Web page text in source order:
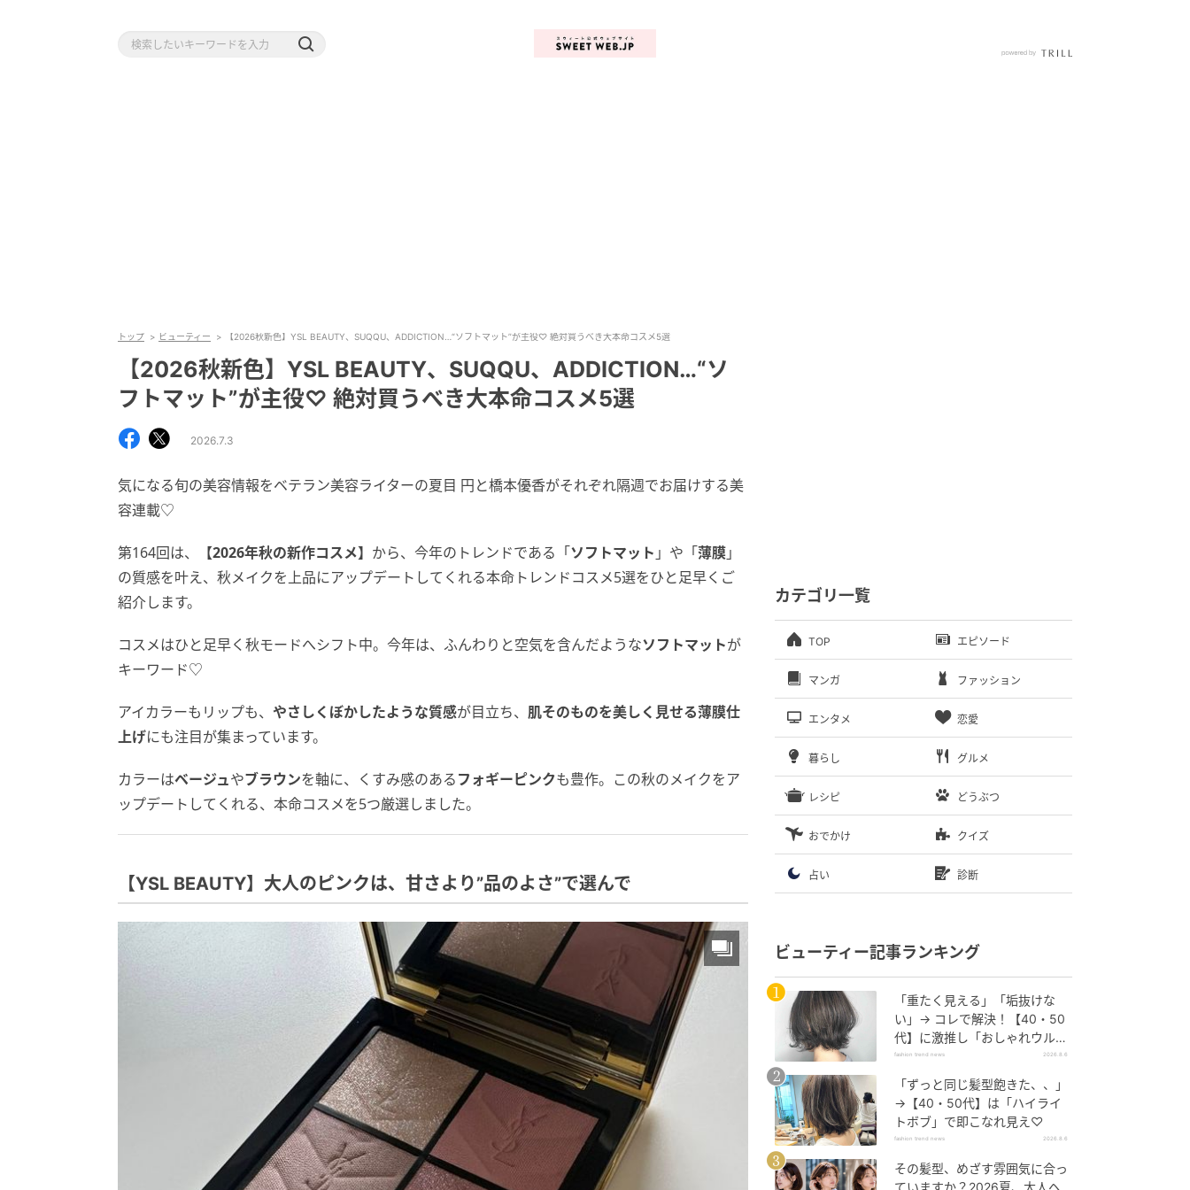
トップ ビューティー 【2026秋新色】YSL BEAUTY、SUQQU、ADDICTION…“ソフトマット”が主役♡ 絶対買うべき大本命コスメ5選
【2026秋新色】YSL BEAUTY、SUQQU、ADDICTION…“ソ
フトマット”が主役♡ 絶対買うべき大本命コスメ5選
2026.7.3
気になる旬の美容情報をベテラン美容ライターの夏目 円と橋本優香がそれぞれ隔週でお届けする美
容連載♡
第164回は、 【2026年秋の新作コスメ】 から、今年のトレンドである「ソフトマット 」や「薄膜」
の質感を叶え、秋メイクを上品にアップデートしてくれる本命トレンドコスメ5選をひと足早くご
紹介します。
コスメはひと足早く秋モードへシフト中。今年は、ふんわりと空気を含んだようなソフトマットが
キーワード♡
アイカラーもリップも、 やさしくぼかしたような質感が目立ち、 肌そのものを美しく見せる薄膜仕
上げにも注目が集まっています。
カラーはベージュやブラウンを軸に、くすみ感のあるフォギーピンクも豊作。この秋のメイクをア
ップデートしてくれる、本命コスメを5つ厳選しました。
【YSL BEAUTY】大人のピンクは、甘さより”品のよさ”で選んで
カテゴリ一覧
TOP エピソード
マンガ ファッション
エンタメ 恋愛
暮らし グルメ
レシピ どうぶつ
おでかけ クイズ
占い 診断
ビューティー記事ランキング
「重たく見える」「垢抜けな
い」→ コレで解決！【40・50
代】に激推し「おしゃれウル
フ」
fashion trend news 2026.8.6
「ずっと同じ髪型飽きた、、」
→【40・50代】は「ハイライ
トボブ」で即こなれ見え♡
fashion trend news 2026.8.6
その髪型、めざす雰囲気に合っ
ていますか？2026夏、大人ヘ